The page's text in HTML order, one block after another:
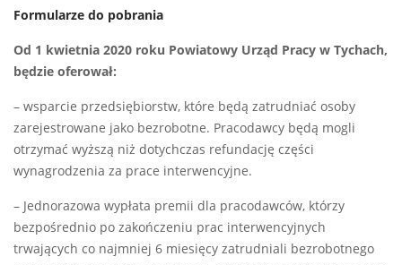
Formularze do pobrania
Od 1 kwietnia 2020 roku Powiatowy Urząd Pracy w Tychach,
będzie oferował:
– wsparcie przedsiębiorstw, które będą zatrudniać osoby
zarejestrowane jako bezrobotne. Pracodawcy będą mogli
otrzymać wyższą niż dotychczas refundację części
wynagrodzenia za prace interwencyjne.
– Jednorazowa wypłata premii dla pracodawców, którzy
bezpośrednio po zakończeniu prac interwencyjnych
trwających co najmniej 6 miesięcy zatrudniali bezrobotnego